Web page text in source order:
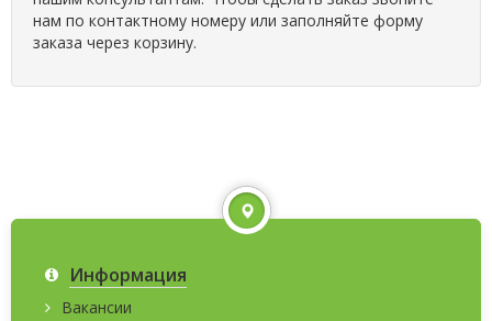
нам по контактному номеру или заполняйте форму
заказа через корзину.
Информация
Вакансии